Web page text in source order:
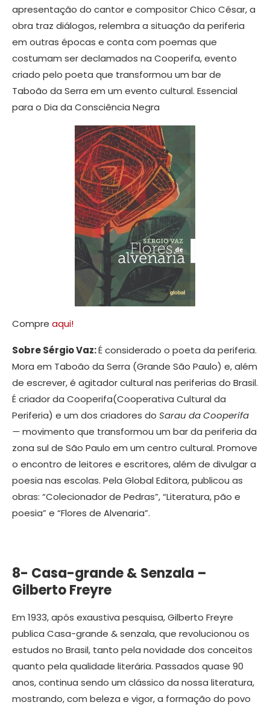
apresentação do cantor e compositor Chico César, a
obra traz diálogos, relembra a situação da periferia
em outras épocas e conta com poemas que
costumam ser declamados na Cooperifa, evento
criado pelo poeta que transformou um bar de
Taboão da Serra em um evento cultural. Essencial
para o Dia da Consciência Negra
Compre aqui!
Sobre Sérgio Vaz:É considerado o poeta da periferia.
Mora em Taboão da Serra (Grande São Paulo) e, além
de escrever, é agitador cultural nas periferias do Brasil.
É criador da Cooperifa(Cooperativa Cultural da
Periferia) e um dos criadores do Sarau da Cooperifa
—movimento que transformou um bar da periferia da
zona sul de São Paulo em um centro cultural. Promove
o encontro de leitores e escritores, além de divulgar a
poesia nas escolas. Pela Global Editora, publicou as
obras: “Colecionador de Pedras”, “Literatura, pão e
poesia” e “Flores de Alvenaria”.
8- Casa-grande & Senzala –
Gilberto Freyre
Em 1933, após exaustiva pesquisa, Gilberto Freyre
publica Casa-grande & senzala, que revolucionou os
estudos no Brasil, tanto pela novidade dos conceitos
quanto pela qualidade literária. Passados quase 90
anos, continua sendo um clássico da nossa literatura,
mostrando, com beleza e vigor, a formação do povo